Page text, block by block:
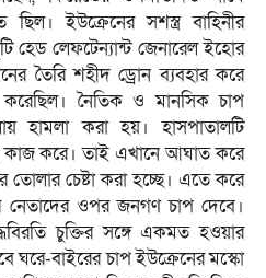
ছিল। ইউক্রেনের সশস্ত্র বাহিনীর
হেড লেফটেন্যান্ট জেনারেল ইহোর
তৈরি শহীদ ড্রোন ব্যবহার করে
করেছিল। নৈতিক ও মানসিক চাপ
হামলা করা হয়। হাসপাতালটি
কাজ করে। তাই এখানে আঘাত করে
চেষ্টা করা হচ্ছে। এতে করে
নেতাদের ওপর জনগণ চাপ দেবে।
চুক্তির সঙ্গে একমত হওয়ার
ঘরে-বাইরের চাপ ইউক্রেনের মস্কো